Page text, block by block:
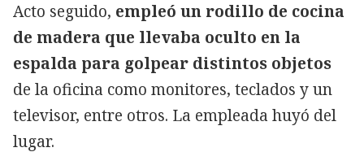
Acto seguido, empleó un rodillo de cocina
de madera que llevaba oculto en la
espalda para golpear distintos objetos
de la oficina como monitores, teclados y un
televisor, entre otros. La empleada huyó del
lugar.